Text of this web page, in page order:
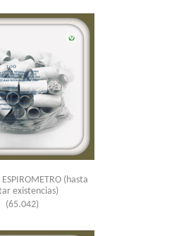
ESPIROMETRO (hasta
existencias)
(65.042)